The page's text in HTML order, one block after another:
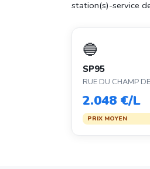
station(s)-service
🔵
SP95
RUE DU CHAMP
2.048 €/L
PRIX MOYEN